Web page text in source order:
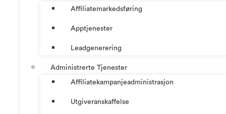
Affiliatemarkedsføring
Apptjenester
Leadgenerering
Administrerte Tjenester
Affiliatekampanjeadministrasjon
Utgiveranskaffelse